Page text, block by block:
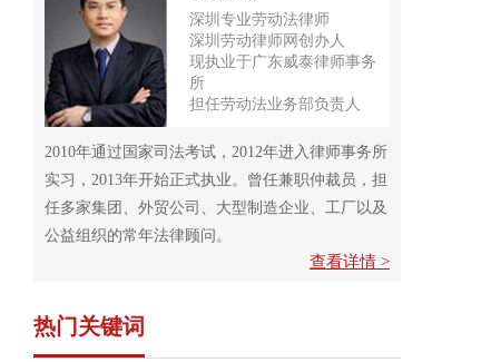
深圳专业劳动法律师
深圳劳动律师网创办人
现执业于广东威泰律师事务
所
担任劳动法业务部负责人
2010年通过国家司法考试，2012年进入律师事务所
实习，2013年开始正式执业。曾任兼职仲裁员，担
任多家集团、外贸公司、大型制造企业、工厂以及
公益组织的常年法律顾问。
查看详情 >
热门关键词